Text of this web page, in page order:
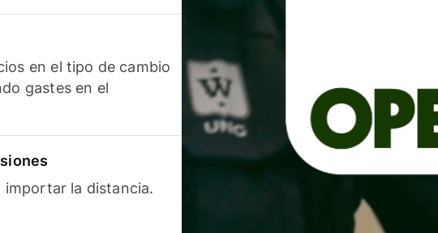
en el tipo de cambio
gastes en el
importar la distancia.